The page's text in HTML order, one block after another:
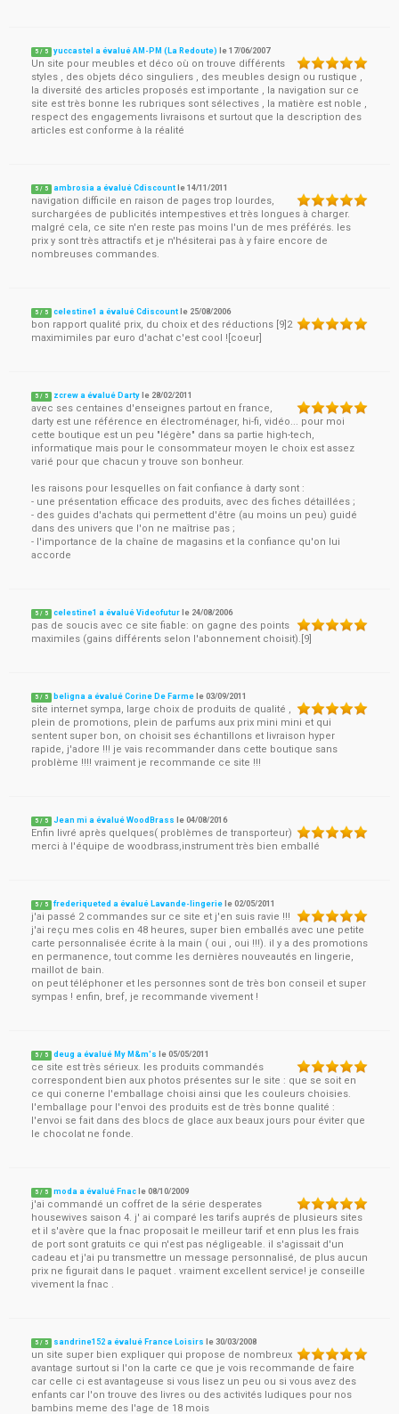
5 / 5 yuccastel a évalué AM-PM (La Redoute) le17/06/2007
Un site pour meubles et déco où on trouve différents
styles , des objets déco singuliers , des meubles design ou rustique ,
la diversité des articles proposés est importante , la navigation sur ce
site est très bonne les rubriques sont sélectives , la matière est noble ,
respect des engagements livraisons et surtout que la description des
articles est conforme à la réalité
5 / 5 ambrosia a évalué Cdiscount le14/11/2011
navigation difficile en raison de pages trop lourdes,
surchargées de publicités intempestives et très longues à charger.
malgré cela, ce site n'en reste pas moins l'un de mes préférés. les
prix y sont très attractifs et je n'hésiterai pas à y faire encore de
nombreuses commandes.
5 / 5 celestine1 a évalué Cdiscount le 25/08/2006
bon rapport qualité prix, du choix et des réductions [9]2
maximimiles par euro d'achat c'est cool ![coeur]
5 / 5 zcrew a évalué Darty le 28/02/2011
avec ses centaines d'enseignes partout en france,
darty est une référence en électroménager, hi-fi, vidéo... pour moi
cette boutique est un peu "légère" dans sa partie high-tech,
informatique mais pour le consommateur moyen le choix est assez
varié pour que chacun y trouve son bonheur.
les raisons pour lesquelles on fait confiance à darty sont :
- une présentation efficace des produits, avec des fiches détaillées ;
- des guides d'achats qui permettent d'être (au moins un peu) guidé
dans des univers que l'on ne maîtrise pas ;
- l'importance de la chaîne de magasins et la confiance qu'on lui
accorde
5 / 5 celestine1 a évalué Videofutur le 24/08/2006
pas de soucis avec ce site fiable: on gagne des points
maximiles (gains différents selon l'abonnement choisit).[9]
5 / 5 beligna a évalué Corine De Farme le03/09/2011
site internet sympa, large choix de produits de qualité ,
plein de promotions, plein de parfums aux prix mini mini et qui
sentent super bon, on choisit ses échantillons et livraison hyper
rapide, j'adore !!! je vais recommander dans cette boutique sans
problème !!!! vraiment je recommande ce site !!!
5 / 5 Jean mi a évalué WoodBrass le04/08/2016
Enfin livré après quelques( problèmes de transporteur)
merci à l'équipe de woodbrass,instrument très bien emballé
5 / 5 frederiqueted a évalué Lavande-lingerie le02/05/2011
j'ai passé 2 commandes sur ce site et j'en suis ravie !!!
j'ai reçu mes colis en 48 heures, super bien emballés avec une petite
carte personnalisée écrite à la main ( oui , oui !!!). il y a des promotions
en permanence, tout comme les dernières nouveautés en lingerie,
maillot de bain.
on peut téléphoner et les personnes sont de très bon conseil et super
sympas ! enfin, bref, je recommande vivement !
5 / 5 deug a évalué My M&m's le05/05/2011
ce site est très sérieux. les produits commandés
correspondent bien aux photos présentes sur le site : que se soit en
ce qui conerne l'emballage choisi ainsi que les couleurs choisies.
l'emballage pour l'envoi des produits est de très bonne qualité :
l'envoi se fait dans des blocs de glace aux beaux jours pour éviter que
le chocolat ne fonde.
5 / 5 moda a évalué Fnac le08/10/2009
j'ai commandé un coffret de la série desperates
housewives saison 4. j' ai comparé les tarifs auprés de plusieurs sites
et il s'avère que la fnac proposait le meilleur tarif et enn plus les frais
de port sont gratuits ce qui n'est pas négligeable. il s'agissait d'un
cadeau et j'ai pu transmettre un message personnalisé, de plus aucun
prix ne figurait dans le paquet . vraiment excellent service! je conseille
vivement la fnac .
5 / 5 sandrine152 a évalué France Loisirs le30/03/2008
un site super bien expliquer qui propose de nombreux
avantage surtout si l'on la carte ce que je vois recommande de faire
car celle ci est avantageuse si vous lisez un peu ou si vous avez des
enfants car l'on trouve des livres ou des activités ludiques pour nos
bambins meme des l'age de 18 mois